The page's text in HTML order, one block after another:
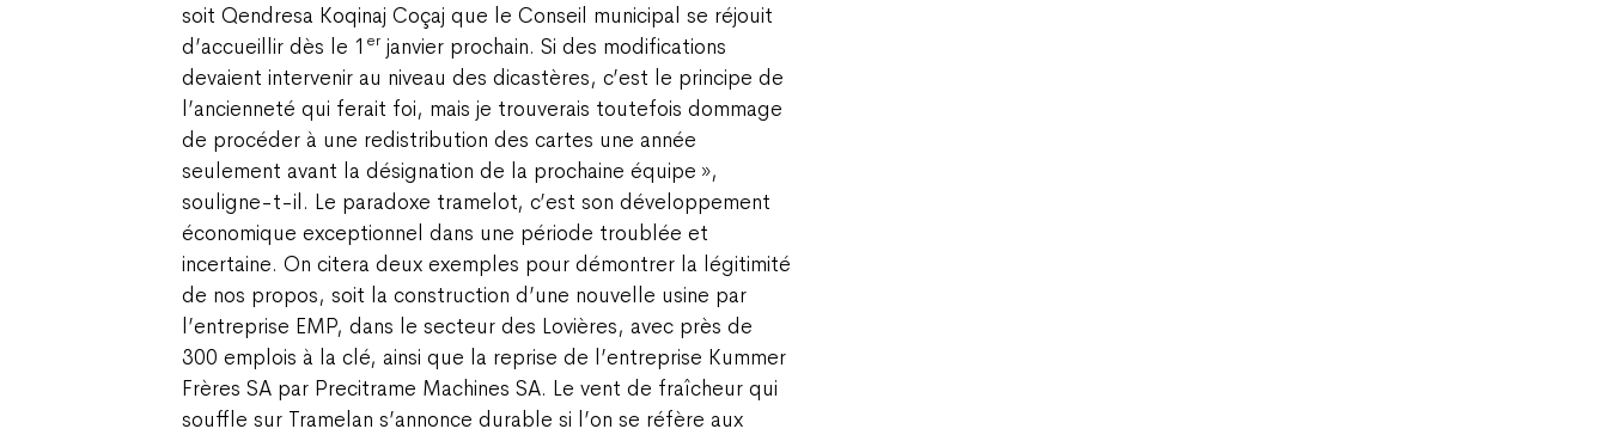
soit Qendresa Koqinaj Coçaj que le Conseil municipal se réjouit
d’accueillir dès le 1 er janvier prochain. Si des modifications
devaient intervenir au niveau des dicastères, c’est le principe de
l’ancienneté qui ferait foi, mais je trouverais toutefois dommage
de procéder à une redistribution des cartes une année
seulement avant la désignation de la prochaine équipe »,
souligne-t-il. Le paradoxe tramelot, c’est son développement
économique exceptionnel dans une période troublée et
incertaine. On citera deux exemples pour démontrer la légitimité
de nos propos, soit la construction d’une nouvelle usine par
l’entreprise EMP, dans le secteur des Lovières, avec près de
300 emplois à la clé, ainsi que la reprise de l’entreprise Kummer
Frères SA par Precitrame Machines SA. Le vent de fraîcheur qui
souffle sur Tramelan s’annonce durable si l’on se réfère aux